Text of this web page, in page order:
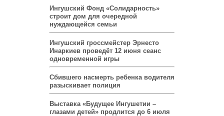
Ингушский Фонд «Солидарность»
строит дом для очередной
нуждающейся семьи
Ингушский гроссмейстер Эрнесто
Инаркиев проведёт 12 июня сеанс
одновременной игры
Сбившего насмерть ребенка водителя
разыскивает полиция
Выставка «Будущее Ингушетии –
глазами детей» продлится до 6 июля